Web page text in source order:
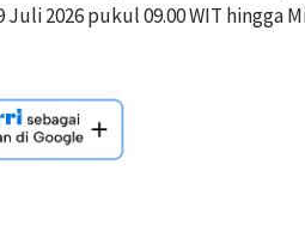
2026 pukul 09.00 WIT hingga